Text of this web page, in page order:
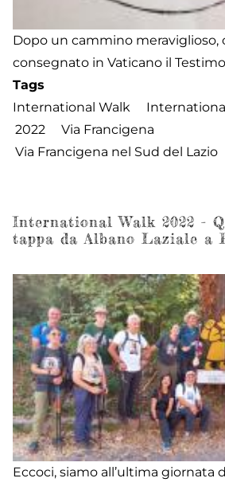
Dopo un cammino meraviglioso,
consegnato in Vaticano il
Tags
International Walk
2022
Via Francigena
Via Francigena nel Sud del Lazio
International Walk 2022 -
tappa da Albano Laziale a
Eccoci, siamo all’ultima giornata